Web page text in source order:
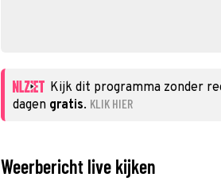
Kijk dit programma zonder
dagen gratis. KLIK HIER
Weerbericht live kijken